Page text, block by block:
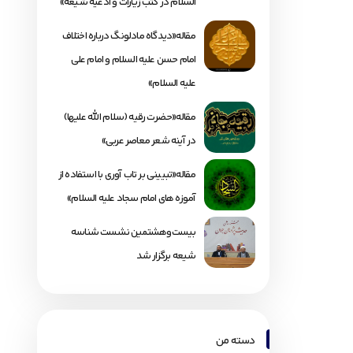
مقاله«دیدگاه مادلونگ درباره اختلاف
امام حسن علیه السلام و امام علی
علیه السلام»
مقاله«حضرت رقیه (سلام الله علیها)
در آینه شعر معاصر عربی»
مقاله«تبیینی بر تاب آوری با استفاده از
آموزه های امام سجاد علیه السلام»
بیست‌وهشتمین نشست شناسه
شیعه برگزار شد
دسته من